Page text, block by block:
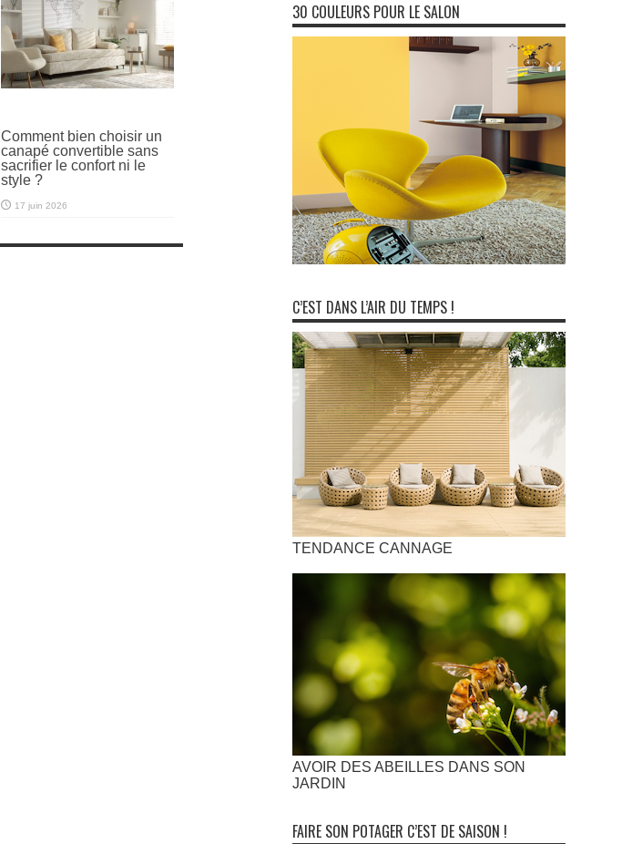
Comment bien choisir un
canapé convertible sans
sacrifier le confort ni le
style ?
17 juin 2026
30 COULEURS POUR LE SALON
C’EST DANS L’AIR DU TEMPS !
TENDANCE CANNAGE
AVOIR DES ABEILLES DANS SON
JARDIN
FAIRE SON POTAGER C’EST DE SAISON !